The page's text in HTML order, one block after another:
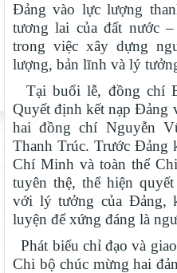
Đảng vào lực lượng
tương lai của đất nước
trong việc xây dựng
lượng, bản lĩnh và lý
Tại buổi lễ, đồng chí
Quyết định kết nạp Đảng
hai đồng chí Nguyễn
Thanh Trúc. Trước Đảng
Chí Minh và toàn thể
tuyên thệ, thể hiện
với lý tưởng của Đảng,
luyện để xứng đáng là
Phát biểu chỉ đạo và
Chi bộ chúc mừng hai